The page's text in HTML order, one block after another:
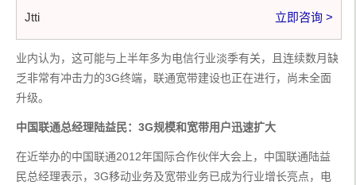
Jtti 立即咨询 >
业内认为，这可能与上半年多为电信行业淡季有关，且连续数月缺
乏非常有冲击力的3G终端，联通宽带建设也正在进行，尚未全面
升级。
中国联通总经理陆益民：3G规模和宽带用户迅速扩大
在近举办的中国联通2012年国际合作伙伴大会上，中国联通陆益
民总经理表示，3G移动业务及宽带业务已成为行业增长亮点，电